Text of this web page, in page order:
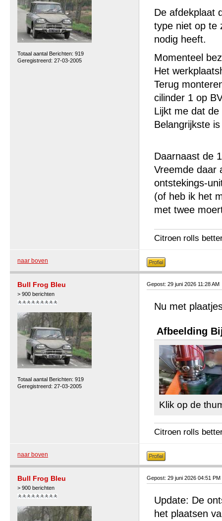
Totaal aantal Berichten: 919
Geregistreerd: 27-03-2005
De afdekplaat
type niet op te
nodig heeft.
Momenteel
Het
Terug
cilinder 1 op
Lijkt me dat
Belangrijkste
Daarnaast de
Vreemde daar
ontstekings-
(of heb ik het
met twee
Citroen rolls
naar boven
Bull Frog Bleu
> 900 berichten
Totaal aantal Berichten: 919
Geregistreerd: 27-03-2005
Gepost: 29 juni 2026 11:28 AM
Nu met
Afbeelding
Klik op de
Citroen rolls
naar boven
Bull Frog Bleu
> 900 berichten
Gepost: 29 juni 2026 04:51 PM
Update: De
het plaatsen